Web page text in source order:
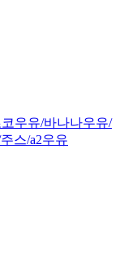
우유/바나나우유/
스/a2우유